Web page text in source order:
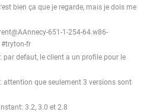
bien ça que je regarde, mais je dois me
651-1-254-64.w86-
fr
par defaut, le client a un profile pour le
attention que seulement 3 versions sont
3.2, 3.0 et 2.8